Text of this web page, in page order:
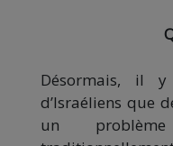
Désormais, il
d’Israéliens que
un